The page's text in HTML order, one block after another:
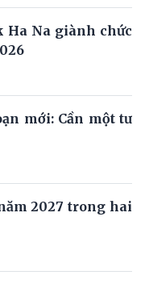
Ha Na giành chức
mới: Cần một tư
2027 trong hai